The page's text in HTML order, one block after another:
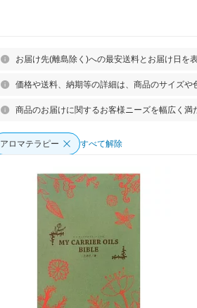
お届け先(離島除く)への最安送料とお届け日を
価格や送料、納期等の詳細は、商品のサイズ
商品のお届けに関するお客様ニーズを幅広く満
アロマテラピー すべて解除